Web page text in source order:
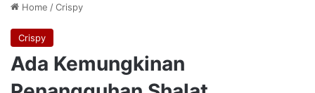
Home /Crispy
Crispy
Ada Kemungkinan